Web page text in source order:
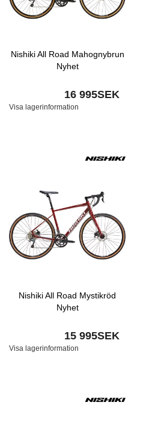
Nishiki All Road Mahognybrun
Nyhet
16 995SEK
Visa lagerinformation
Nishiki All Road Mystikröd
Nyhet
15 995SEK
Visa lagerinformation